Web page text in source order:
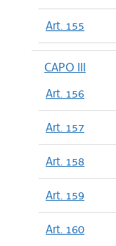
Art. 155
CAPO III
Art. 156
Art. 157
Art. 158
Art. 159
Art. 160